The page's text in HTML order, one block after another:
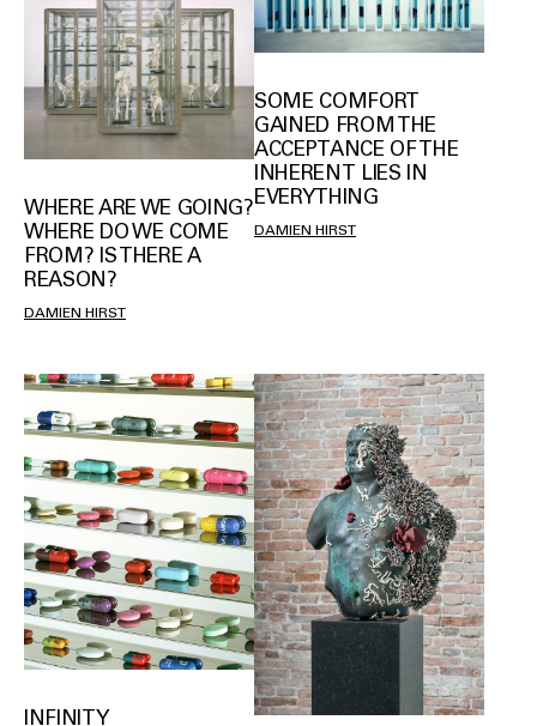
WHERE ARE WE GOING?
WHERE DO WE COME
FROM? IS THERE A
REASON?
DAMIEN HIRST
SOME COMFORT
GAINED FROM THE
ACCEPTANCE OF THE
INHERENT LIES IN
EVERYTHING
DAMIEN HIRST
INFINITY